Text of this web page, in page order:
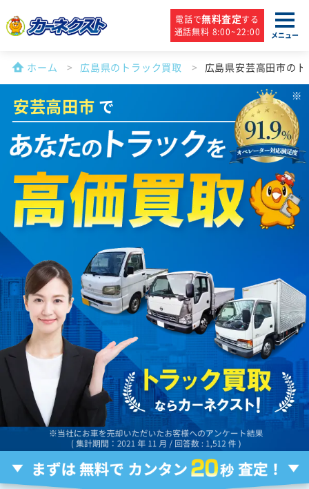
電話で無料査定する
通話無料 8:00~22:00
メニュー
ホーム 広島県のトラック買取 広島県安芸高田市の
安芸高田市 で